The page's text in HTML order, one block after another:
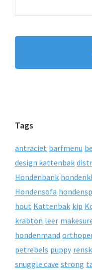
Tags
antraciet barfmenu
design kattenbak
Hondenbank
Hondensofa
hout Kattenbak kip
krabton leer
hondenmand
petrebels puppy
snuggle cave strong